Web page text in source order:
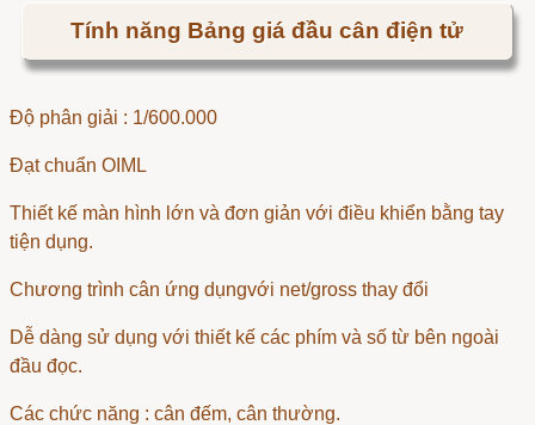
Tính năng Bảng giá đầu cân điện tử
Độ phân giải : 1/600.000
Đạt chuẩn OIML
Thiết kế màn hình lớn và đơn giản với điều khiển bằng tay
tiện dụng.
Chương trình cân ứng dụngvới net/gross thay đổi
Dễ dàng sử dụng với thiết kế các phím và số từ bên ngoài
đầu đọc.
Các chức năng : cân đếm, cân thường.